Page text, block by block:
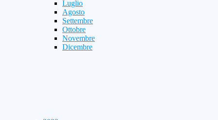
Luglio
Agosto
Settembre
Ottobre
Novembre
Dicembre